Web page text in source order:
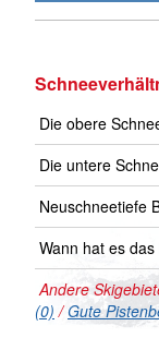
Die obere
Die untere
Neuschneetiefe
Wann hat es
Andere
(0) /Gute